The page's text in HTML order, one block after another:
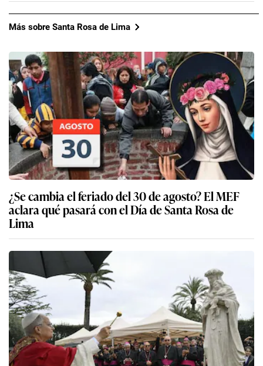
Más sobre Santa Rosa de Lima
¿Se cambia el feriado del 30 de agosto? El MEF
aclara qué pasará con el Día de Santa Rosa de
Lima